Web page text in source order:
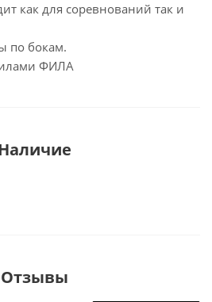
как для соревнований так и
по бокам.
ФИЛА
Отзывы